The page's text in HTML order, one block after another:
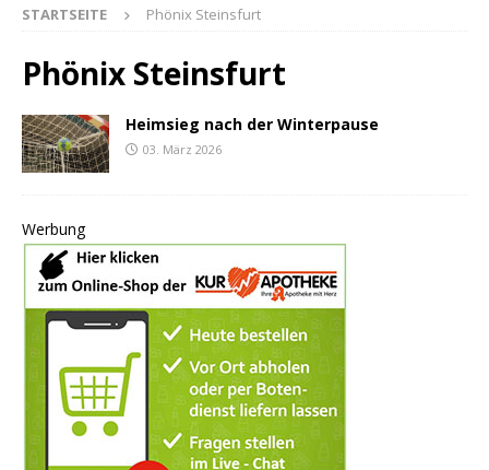
STARTSEITE Phönix Steinsfurt
Phönix Steinsfurt
Heimsieg nach der Winterpause
03. März 2026
Werbung